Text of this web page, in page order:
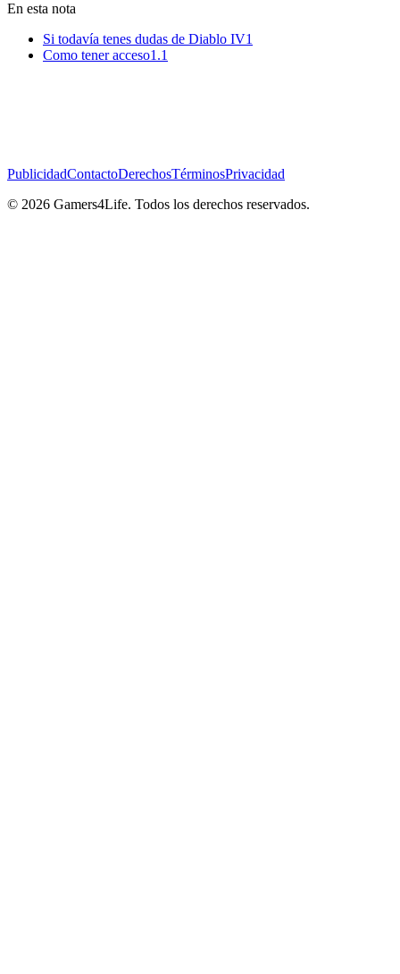
En esta nota
Si todavía tenes dudas de Diablo IV1
Como tener acceso1.1
PublicidadContactoDerechosTérminosPrivacidad
© 2026 Gamers4Life. Todos los derechos reservados.